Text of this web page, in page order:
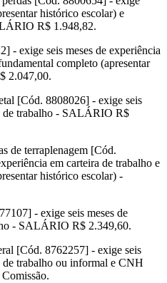
histórico escolar) e
R$ 1.948,82.
- exige seis meses de experiência
completo (apresentar
2.047,00.
[Cód. 8808026] - exige seis
de trabalho - SALÁRIO R$
de terraplenagem [Cód.
em carteira de trabalho e
histórico escolar) -
- exige seis meses de
- SALÁRIO R$ 2.349,60.
[Cód. 8762257] - exige seis
de trabalho ou informal e CNH